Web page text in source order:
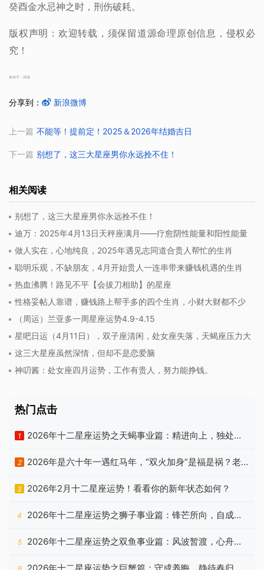
癸酉金水忌神之时，刑伤破耗。
版权声明：欢迎转载，须保留道源命理原创信息，侵权必
究！
发布于：河南
分享到： 新浪微博
上一篇 不能等！提前定！2025＆2026年结婚吉日
下一篇 别想了，这三大星座男你永远拴不住！
相关阅读
别想了，这三大星座男你永远拴不住！
迪万：2025年4月13日天秤座满月——疗愈阴性能量和阳性能量
做人实在，心地纯良，2025年遇见志同道合贵人帮忙的生肖
聪明乐观，不缺朋友，4月开始贵人一连串带来赚钱机遇的生肖
热血沸腾！路见不平【会拔刀相助】的星座
性格妥帖人靠谱，赚钱路上帮手多的四个生肖，小财大财都不少
（周运）兰亚多一周星座运势4.9-4.15
星吧日运（4月11日），双子座清闲，处女座失落，天蝎座压力大
这三大星座虽然深情，但却不是恋爱脑
神叨酱：处女座四月运势，工作有贵人，努力能挣钱。
热门点击
1
2026年十二星座运势之天蝎事业篇：精进向上，独处自
2
2026年是六十年一遇红马年，“双火加身”是福是祸？老
祖宗忠告有答案
3 2026年2月十二星座运势！看看你的新年状态如何？
4
2026年十二星座运势之狮子事业篇：锋芒所向，自成山
5
2026年十二星座运势之双鱼事业篇：风波暂渡，心舟自